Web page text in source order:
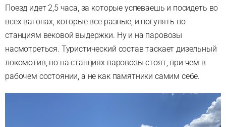
Поезд идет 2,5 часа, за которые успеваешь и посидеть во
всех вагонах, которые все разные, и погулять по
станциям вековой выдержки. Ну и на паровозы
насмотреться. Туристический состав таскает дизельный
локомотив, но на станциях паровозы стоят, при чем в
рабочем состоянии, а не как памятники самим себе.